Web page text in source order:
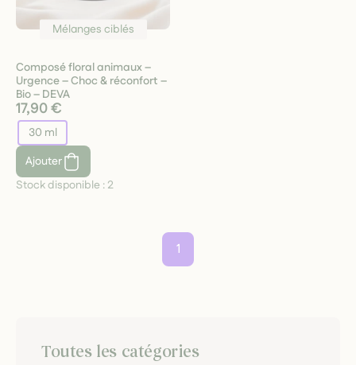
Mélanges ciblés
Composé floral animaux –
Urgence – Choc & réconfort –
Bio – DEVA
17,90 €
30 ml
Ajouter
Stock disponible : 2
1
Toutes les catégories